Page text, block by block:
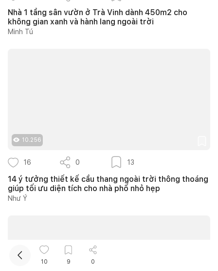
Nhà 1 tầng sân vườn ở Trà Vinh dành 450m2 cho
không gian xanh và hành lang ngoài trời
Minh Tú
10.256
16 0 13
14 ý tưởng thiết kế cầu thang ngoài trời thông thoáng
giúp tối ưu diện tích cho nhà phố nhỏ hẹp
Như Ý
10 9 0
Mua sắm hoàn thiện nhà